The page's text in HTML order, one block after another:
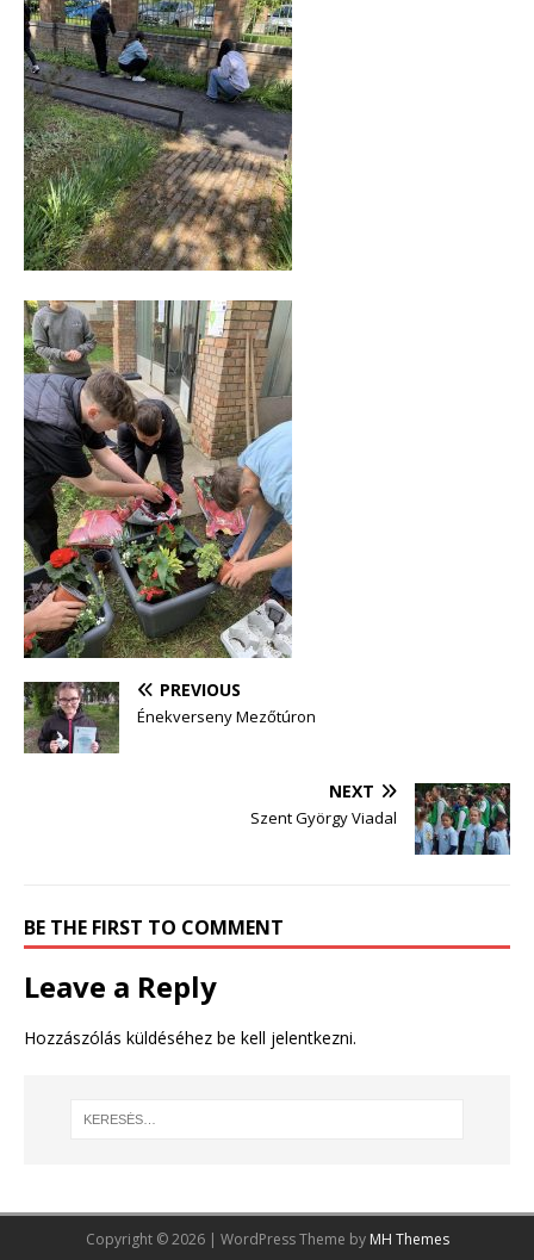
PREVIOUS
Énekverseny Mezőtúron
NEXT
Szent György Viadal
BE THE FIRST TO COMMENT
Leave a Reply
Hozzászólás küldéséhez be kell jelentkezni.
Copyright © 2026 | WordPress Theme by MH Themes